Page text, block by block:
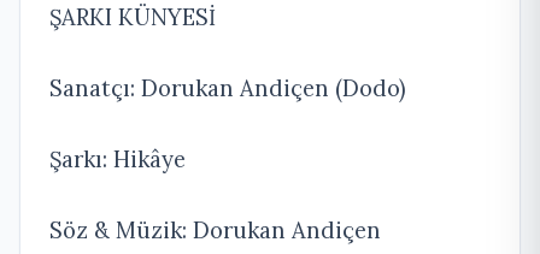
ŞARKI KÜNYESİ
Sanatçı: Dorukan Andiçen (Dodo)
Şarkı: Hikâye
Söz & Müzik: Dorukan Andiçen